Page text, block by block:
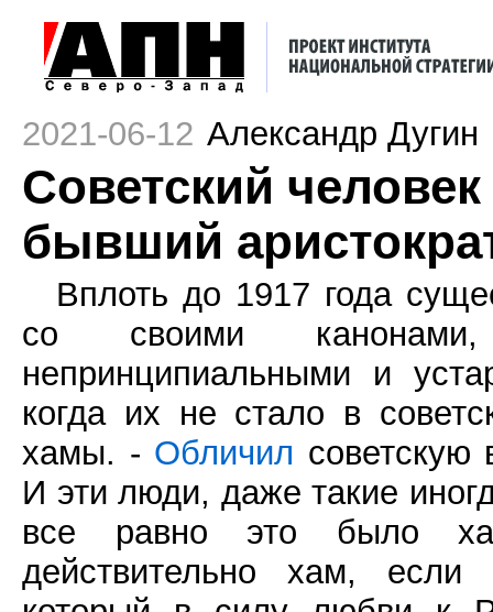
2021-06-12 Александр Дугин
Советский
бывший
Вплоть до 1917 года
со своими
непринципиальными и
когда их не стало в
хамы. - Обличил
И эти люди, даже такие
все равно это было
действительно хам,